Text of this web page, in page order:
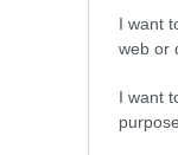
I want
web or
I want